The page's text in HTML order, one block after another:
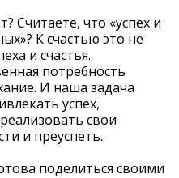
Считаете, что «успех и
К счастью это не
и счастья.
потребность
И наша задача
успех,
свои
и преуспеть.
поделиться своими